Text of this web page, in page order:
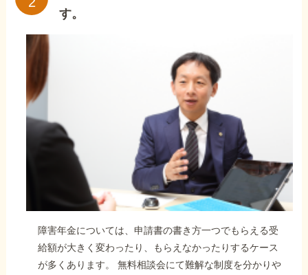
す。
障害年金については、申請書の書き方一つでもらえる受
給額が大きく変わったり、もらえなかったりするケース
が多くあります。 無料相談会にて難解な制度を分かりや